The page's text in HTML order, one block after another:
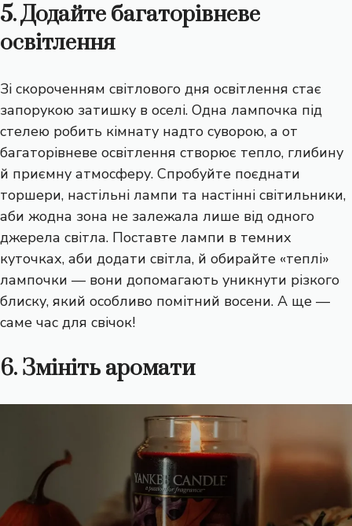
5. Додайте багаторівневе
освітлення
Зі скороченням світлового дня освітлення стає
запорукою затишку в оселі. Одна лампочка під
стелею робить кімнату надто суворою, а от
багаторівневе освітлення створює тепло, глибину
й приємну атмосферу. Спробуйте поєднати
торшери, настільні лампи та настінні світильники,
аби жодна зона не залежала лише від одного
джерела світла. Поставте лампи в темних
куточках, аби додати світла, й обирайте «теплі»
лампочки — вони допомагають уникнути різкого
блиску, який особливо помітний восени. А ще —
саме час для свічок!
6. Змініть аромати